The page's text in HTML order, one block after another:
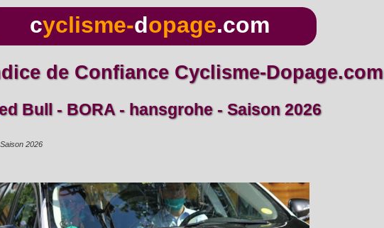
cyclisme-dopage.com
de Confiance Cyclisme-Dopage.com
Bull - BORA - hansgrohe - Saison 2026
2026